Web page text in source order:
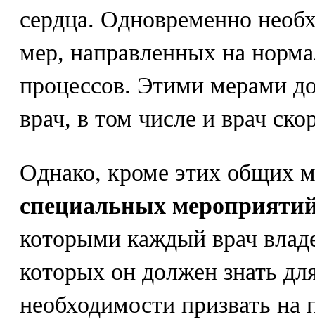
сердца. Одновременно
мер, направленных на
процессов. Этими мерами
врач, в том числе и врач
Однако, кроме этих общих
специальных
которыми каждый врач
которых он должен знать
необходимости призвать